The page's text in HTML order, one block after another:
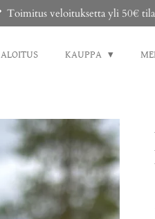
Toimitus veloituksetta yli 50€
ALOITUS KAUPPA